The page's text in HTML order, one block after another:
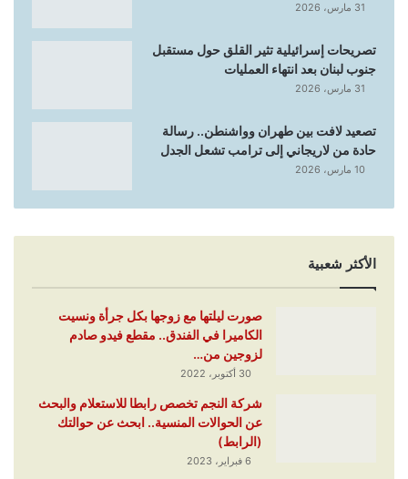
31 مارس، 2026
تصريحات إسرائيلية تثير القلق حول مستقبل
جنوب لبنان بعد انتهاء العمليات
31 مارس، 2026
تصعيد لافت بين طهران وواشنطن.. رسالة
حادة من لاريجاني إلى ترامب تشعل الجدل
10 مارس، 2026
الأكثر شعبية
صورت ليلتها مع زوجها بكل جرأة ونسيت
الكاميرا في الفندق.. مقطع فيدو صادم
لزوجين من…
30 أكتوبر، 2022
شركة النجم تخصص رابطا للاستعلام والبحث
عن الحوالات المنسية.. ابحث عن حوالتك
(الرابط)
6 فبراير، 2023